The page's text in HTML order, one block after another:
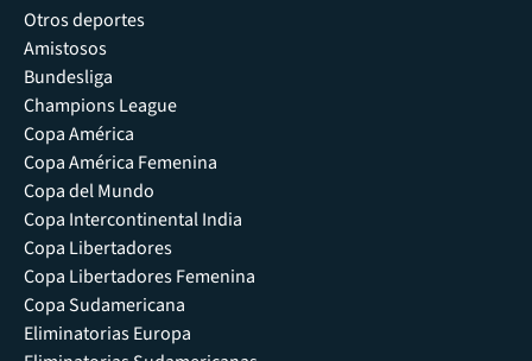
Otros deportes
Amistosos
Bundesliga
Champions League
Copa América
Copa América Femenina
Copa del Mundo
Copa Intercontinental India
Copa Libertadores
Copa Libertadores Femenina
Copa Sudamericana
Eliminatorias Europa